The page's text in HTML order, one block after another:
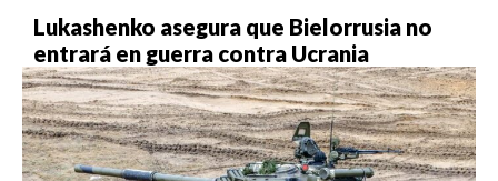
Lukashenko asegura que Bielorrusia no
entrará en guerra contra Ucrania